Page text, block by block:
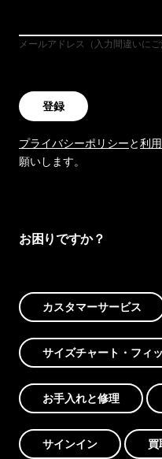
メールアドレス（入力間違いにご
登録
プライバシーポリシーと利
願いします。
お困りですか？
カスタマーサービス
サイズチャート・フィ
お手入れと修理
サインイン 買